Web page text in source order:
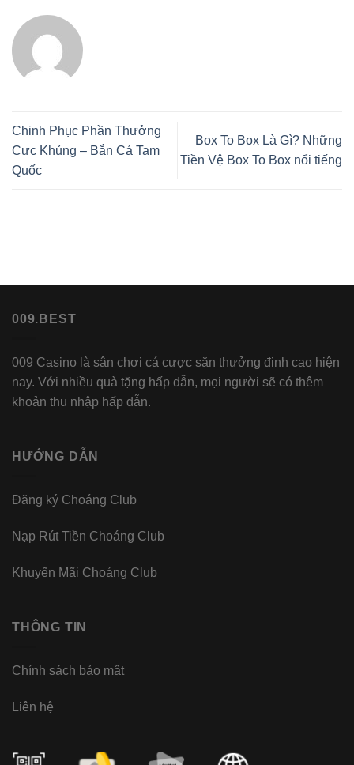
Chinh Phục Phần Thưởng
Cực Khủng – Bắn Cá Tam
Quốc
Box To Box Là Gì? ​​Những
Tiền Vệ Box To Box nổi tiếng
009.BEST
009 Casino là sân chơi cá cược săn thưởng đinh cao hiện
nay. Với nhiều quà tặng hấp dẫn, mọi người sẽ có thêm
khoản thu nhập hấp dẫn.
HƯỚNG DẪN
Đăng ký Choáng Club
Nạp Rút Tiền Choáng Club
Khuyến Mãi Choáng Club
THÔNG TIN
Chính sách bảo mật
Liên hệ